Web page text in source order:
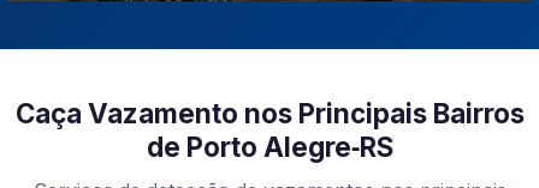
Caça Vazamento nos Principais Bairros
de Porto Alegre‑RS